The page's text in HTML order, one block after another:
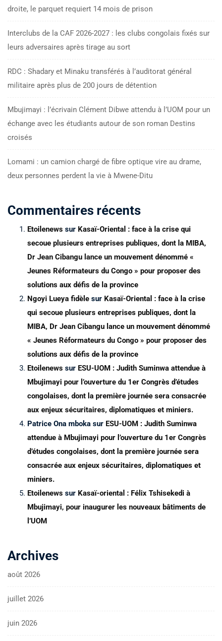
droite, le parquet requiert 14 mois de prison
Interclubs de la CAF 2026-2027 : les clubs congolais fixés sur
leurs adversaires après tirage au sort
RDC : Shadary et Minaku transférés à l’auditorat général
militaire après plus de 200 jours de détention
Mbujimayi : l’écrivain Clément Dibwe attendu à l’UOM pour un
échange avec les étudiants autour de son roman Destins
croisés
Lomami : un camion chargé de fibre optique vire au drame,
deux personnes perdent la vie à Mwene-Ditu
Commentaires récents
Etoilenews sur Kasaï-Oriental : face à la crise qui
secoue plusieurs entreprises publiques, dont la MIBA,
Dr Jean Cibangu lance un mouvement dénommé «
Jeunes Réformateurs du Congo » pour proposer des
solutions aux défis de la province
Ngoyi Lueya fidèle sur Kasaï-Oriental : face à la crise
qui secoue plusieurs entreprises publiques, dont la
MIBA, Dr Jean Cibangu lance un mouvement dénommé
« Jeunes Réformateurs du Congo » pour proposer des
solutions aux défis de la province
Etoilenews sur ESU-UOM : Judith Suminwa attendue à
Mbujimayi pour l’ouverture du 1er Congrès d’études
congolaises, dont la première journée sera consacrée
aux enjeux sécuritaires, diplomatiques et miniers.
Patrice Ona mboka sur ESU-UOM : Judith Suminwa
attendue à Mbujimayi pour l’ouverture du 1er Congrès
d’études congolaises, dont la première journée sera
consacrée aux enjeux sécuritaires, diplomatiques et
miniers.
Etoilenews sur Kasaï-oriental : Félix Tshisekedi à
Mbujimayi, pour inaugurer les nouveaux bâtiments de
l’UOM
Archives
août 2026
juillet 2026
juin 2026